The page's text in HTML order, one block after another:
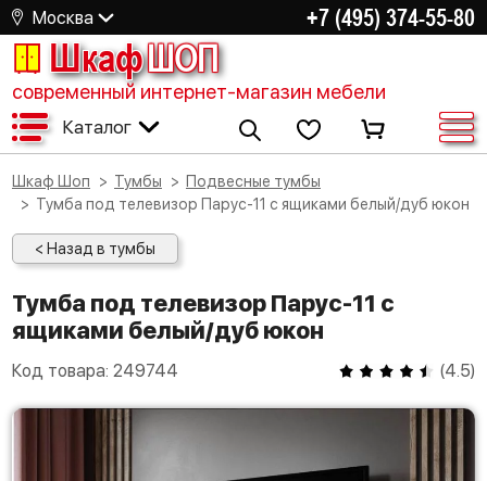
Москва +7 (495) 374-55-80
ШкафШОП
современный интернет-магазин мебели
Каталог
Шкаф Шоп Тумбы
Подвесные тумбы
Тумба под телевизор Парус-11 с ящиками белый/дуб юкон
< Назад в тумбы
Тумба под телевизор Парус-11 с
ящиками белый/дуб юкон
Код товара: 249744 (4.5)